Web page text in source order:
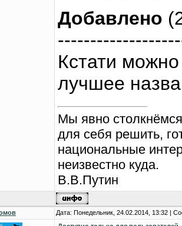
Добавлено
Кстати можно
лучшее
Мы явно
для себя решить,
национальные
неизвестно куда.
В.В.Путин
Дата: Понедельник, 24.02.2014, 13:32 |